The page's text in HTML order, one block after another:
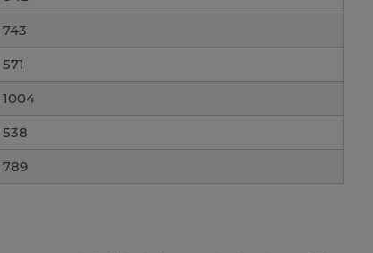
743
571
1004
538
789